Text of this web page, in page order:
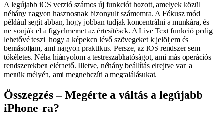
A legújabb iOS verzió számos új funkciót hozott, amelyek közül
néhány nagyon hasznosnak bizonyult számomra. A Fókusz mód
például segít abban, hogy jobban tudjak koncentrálni a munkára, és
ne vonják el a figyelmemet az értesítések. A Live Text funkció pedig
lehetővé teszi, hogy a képeken lévő szövegeket kijelöljem és
bemásoljam, ami nagyon praktikus. Persze, az iOS rendszer sem
tökéletes. Néha hiányolom a testreszabhatóságot, ami más operációs
rendszerekben elérhető. Illetve, néhány beállítás elrejtve van a
menük mélyén, ami megnehezíti a megtalálásukat.
Összegzés – Megérte a váltás a legújabb
iPhone-ra?